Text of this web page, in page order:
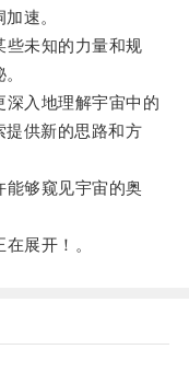
速。
未知的力量和规
入地理解宇宙中的
提供新的思路和方
够窥见宇宙的奥
展开！。